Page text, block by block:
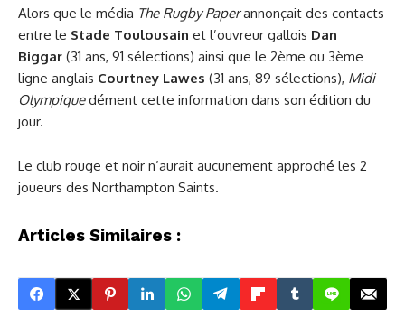
Alors que le média The Rugby Paperannonçait des contacts
entre le Stade Toulousain et l’ouvreur gallois Dan
Biggar (31 ans, 91 sélections) ainsi que le 2ème ou 3ème
ligne anglais Courtney Lawes (31 ans, 89 sélections), Midi
Olympiquedément cette information dans son édition du
jour.
Le club rouge et noir n’aurait aucunement approché les 2
joueurs des Northampton Saints.
Articles Similaires :